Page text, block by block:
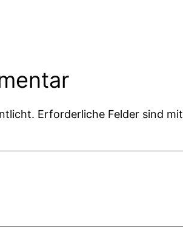
Erforderliche Felder sind mit